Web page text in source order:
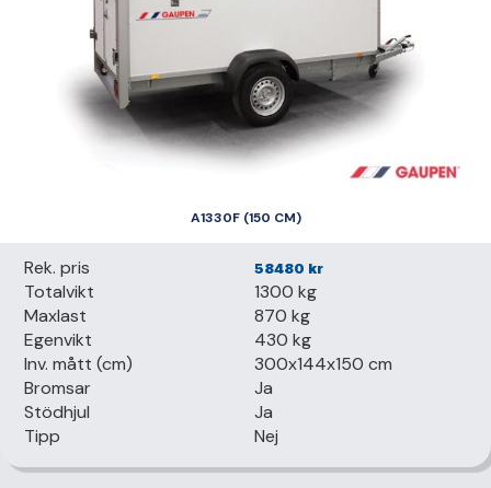
A1330F (150 CM)
Rek. pris 58480 kr
Totalvikt
1300 kg
Maxlast
870 kg
Egenvikt
430 kg
Inv. mått (cm)
300x144x150 cm
Bromsar
Ja
Stödhjul
Ja
Tipp
Nej